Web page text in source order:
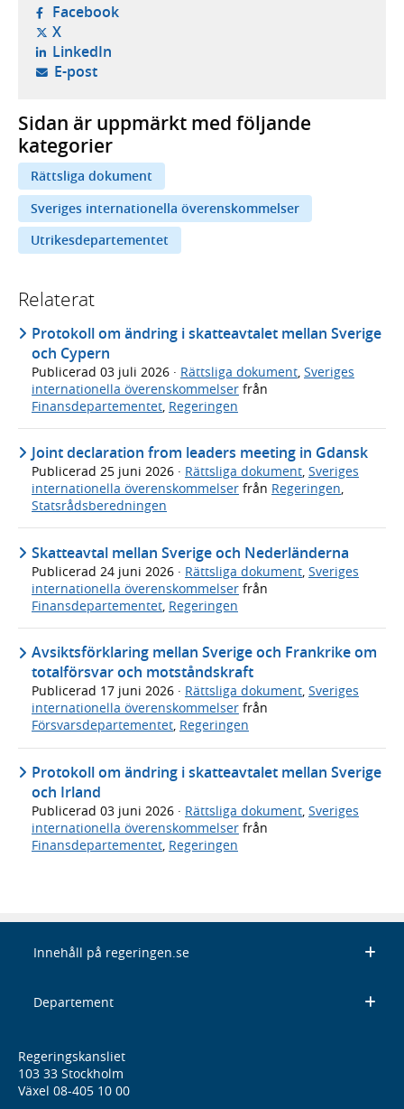
Facebook- öppnas i ny flik, extern webbplats,
X- öppnas i ny flik, extern webbplats,
LinkedIn- öppnas i ny flik, extern webbplats,
E-post- öppnar din e-postklient,
Sidan är uppmärkt med följande
kategorier
Rättsliga dokument
Sveriges internationella överenskommelser
Utrikesdepartementet
Relaterat
Protokoll om ändring i skatteavtalet mellan Sverige
och Cypern
Publicerad 03 juli 2026 · Rättsliga dokument Sveriges
internationella överenskommelser från
Finansdepartementet Regeringen
Joint declaration from leaders meeting in Gdansk
Publicerad 25 juni 2026 · Rättsliga dokument, Sveriges
internationella överenskommelser från Regeringen,
Statsrådsberedningen
Skatteavtal mellan Sverige och Nederländerna
Publicerad 24 juni 2026 · Rättsliga dokument, Sveriges
internationella överenskommelser från
Finansdepartementet, Regeringen
Avsiktsförklaring mellan Sverige och Frankrike om
totalförsvar och motståndskraft
Publicerad 17 juni 2026 · Rättsliga dokument, Sveriges
internationella överenskommelser från
Försvarsdepartementet, Regeringen
Protokoll om ändring i skatteavtalet mellan Sverige
och Irland
Publicerad 03 juni 2026 · Rättsliga dokument, Sveriges
internationella överenskommelser från
Finansdepartementet, Regeringen
Innehåll på regeringen.se
Departement
Regeringskansliet
103 33 Stockholm
Växel 08-405 10 00